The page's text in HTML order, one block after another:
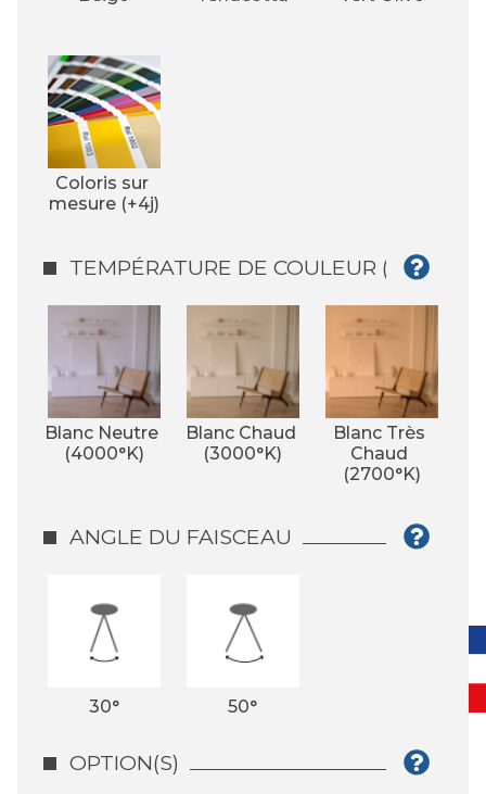
Coloris sur
mesure (+4j)
TEMPÉRATURE DE COULEUR (°K)
Blanc Neutre
(4000°K)
Blanc Chaud
(3000°K)
Blanc Très
Chaud
(2700°K)
ANGLE DU FAISCEAU
30° 50°
OPTION(S)